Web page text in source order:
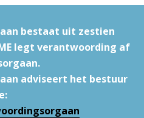
bestaat uit zestien
legt verantwoording af
adviseert het bestuur